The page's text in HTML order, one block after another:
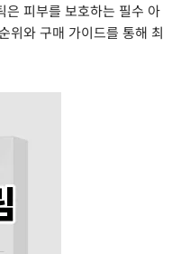
은 피부를 보호하는 필수 아
위와 구매 가이드를 통해 최